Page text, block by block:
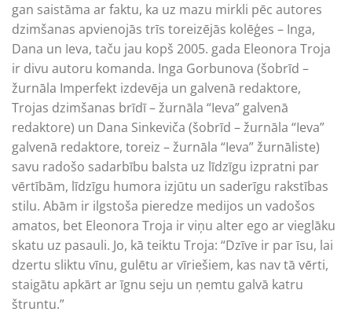
gan saistāma ar faktu, ka uz mazu mirkli pēc autores
dzimšanas apvienojās trīs toreizējās kolēģes – Inga,
Dana un Ieva, taču jau kopš 2005. gada Eleonora Troja
ir divu autoru komanda. Inga Gorbunova (šobrīd –
žurnāla Imperfekt izdevēja un galvenā redaktore,
Trojas dzimšanas brīdī – žurnāla “Ieva” galvenā
redaktore) un Dana Sinkeviča (šobrīd – žurnāla “Ieva”
galvenā redaktore, toreiz – žurnāla “Ieva” žurnāliste)
savu radošo sadarbību balsta uz līdzīgu izpratni par
vērtībām, līdzīgu humora izjūtu un saderīgu rakstības
stilu. Abām ir ilgstoša pieredze medijos un vadošos
amatos, bet Eleonora Troja ir viņu alter ego ar vieglāku
skatu uz pasauli. Jo, kā teiktu Troja: “Dzīve ir par īsu, lai
dzertu sliktu vīnu, gulētu ar vīriešiem, kas nav tā vērti,
staigātu apkārt ar īgnu seju un ņemtu galvā katru
štruntu.”